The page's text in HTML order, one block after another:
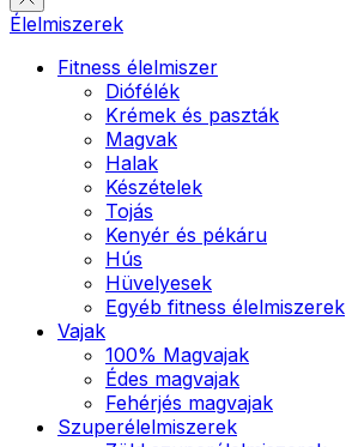
Élelmiszerek
Fitness élelmiszer
Diófélék
Krémek és paszták
Magvak
Halak
Készételek
Tojás
Kenyér és pékáru
Hús
Hüvelyesek
Egyéb fitness élelmiszerek
Vajak
100% Magvajak
Édes magvajak
Fehérjés magvajak
Szuperélelmiszerek